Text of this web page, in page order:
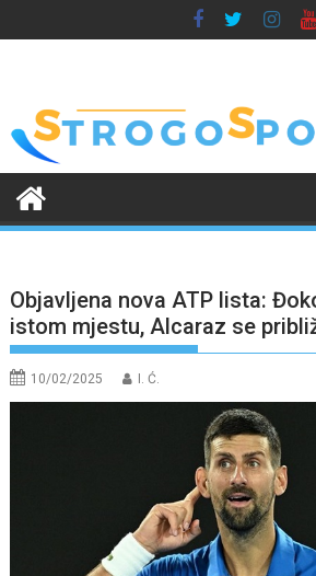
to
Objavljena nova ATP lista:
istom mjestu, Alcaraz se
10/02/2025 I. Ć.